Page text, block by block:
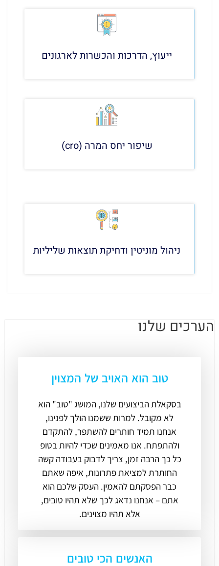
ייעוץ, הדרכות והכשרות לארגונים
שיפור יחס המרה (cro)
ניהול מוניטין ודחיקת תוצאות שליליות
הערכים שלנו
טוב הוא האויב של המצוין
בסקאלת הביצועים שלנו, המושג "טוב" הוא
לא מקובל. למרות ששמנו הולך לפנינו,
אנחנו תמיד חותרים להשתפר, להתקדם
ולהתפתח. אנו מאמינים שכדי להיות בטופ
כל כך הרבה זמן, צריך לדבוק בעבודה קשה
החותרת למציאת פתרונות, איפה שאתם
כבר הפסקתם להאמין. העסק שלכם הוא
אתם – אנחנו נדאג לכך שלא תהיו טובים,
אלא תהיו מצוינים.
האנשים הכי טובים